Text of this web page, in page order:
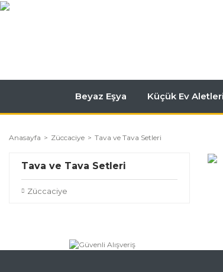
Beyaz Eşya Küçük Ev Aletleri
Anasayfa Züccaciye Tava ve Tava Setleri
Tava ve Tava Setleri
Züccaciye